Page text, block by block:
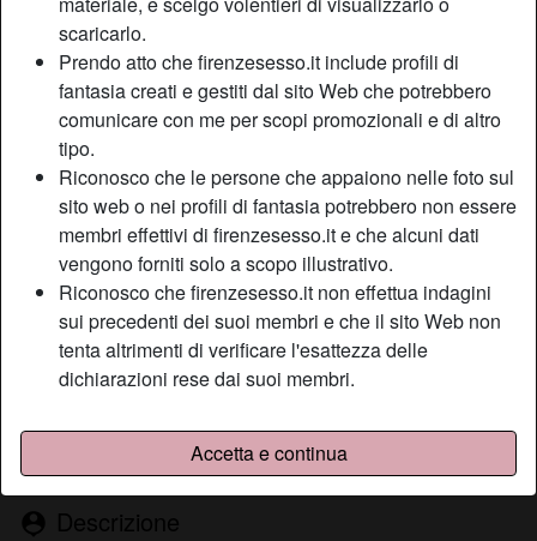
scaricarlo.
Prendo atto che firenzesesso.it include profili di
fantasia creati e gestiti dal sito Web che potrebbero
comunicare con me per scopi promozionali e di altro
tipo.
Riconosco che le persone che appaiono nelle foto sul
sito web o nei profili di fantasia potrebbero non essere
membri effettivi di firenzesesso.it e che alcuni dati
vengono forniti solo a scopo illustrativo.
Riconosco che firenzesesso.it non effettua indagini
sui precedenti dei suoi membri e che il sito Web non
tenta altrimenti di verificare l'esattezza delle
dichiarazioni rese dai suoi membri.
Accetta e continua
Nickname:
Capezzola
Età:
Paese:
Italia
Provincia:
Forlì-Cesena
Sesso:
Donna
Sessualità:
Etero
Relazione:
Single
Colore dei capelli:
Bionde
Colore degli occhi:
Castani
No
person_pin Descrizione